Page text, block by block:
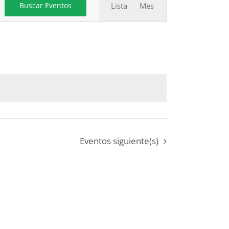
Buscar Eventos
de
Lista Mes
Eventos siguiente(s)